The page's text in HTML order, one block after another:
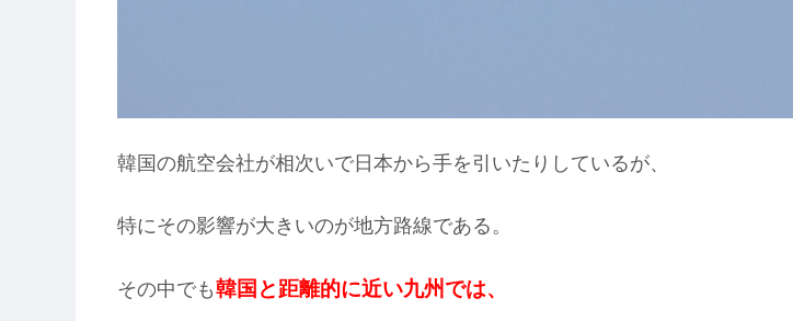
韓国の航空会社が相次いで日本から手を引いたりしているが、
特にその影響が大きいのが地方路線である。
その中でも韓国と距離的に近い九州では、